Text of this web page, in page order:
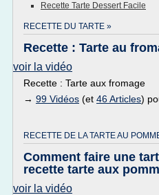
Recette Tarte Dessert Facile
RECETTE DU TARTE »
Recette : Tarte au
voir la vidéo
Recette : Tarte aux fromage
→ 99 Vidéos (et 46 Articles)
RECETTE DE LA TARTE AU
Comment faire une
recette tarte aux
voir la vidéo